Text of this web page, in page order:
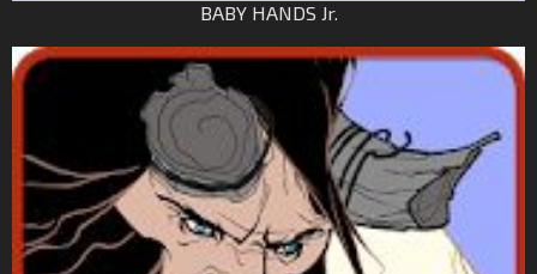
BABY HANDS Jr.